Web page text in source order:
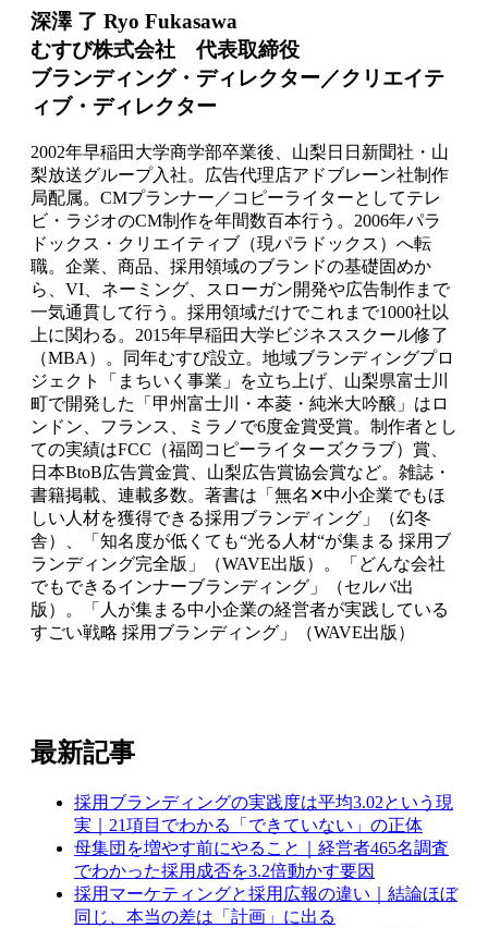
深澤 了 Ryo Fukasawa
むすび株式会社 代表取締役
ブランディング・ディレクター／クリエイテ
ィブ・ディレクター
2002年早稲田大学商学部卒業後、山梨日日新聞社・山
梨放送グループ入社。広告代理店アドブレーン社制作
局配属。CMプランナー／コピーライターとしてテレ
ビ・ラジオのCM制作を年間数百本行う。2006年パラ
ドックス・クリエイティブ（現パラドックス）へ転
職。企業、商品、採用領域のブランドの基礎固めか
ら、VI、ネーミング、スローガン開発や広告制作まで
一気通貫して行う。採用領域だけでこれまで1000社以
上に関わる。2015年早稲田大学ビジネススクール修了
（MBA）。同年むすび設立。地域ブランディングプロ
ジェクト「まちいく事業」を立ち上げ、山梨県富士川
町で開発した「甲州富士川・本菱・純米大吟醸」はロ
ンドン、フランス、ミラノで6度金賞受賞。制作者とし
ての実績はFCC（福岡コピーライターズクラブ）賞、
日本BtoB広告賞金賞、山梨広告賞協会賞など。雑誌・
書籍掲載、連載多数。著書は「無名✕中小企業でもほ
しい人材を獲得できる採用ブランディング」（幻冬
舎）、「知名度が低くても“光る人材“が集まる 採用ブ
ランディング完全版」（WAVE出版）。「どんな会社
でもできるインナーブランディング」（セルバ出
版）。「人が集まる中小企業の経営者が実践している
すごい戦略 採用ブランディング」（WAVE出版）
最新記事
採用ブランディングの実践度は平均3.02という現
実｜21項目でわかる「できていない」の正体
母集団を増やす前にやること｜経営者465名調査
でわかった採用成否を3.2倍動かす要因
採用マーケティングと採用広報の違い｜結論ほぼ
同じ、本当の差は「計画」に出る